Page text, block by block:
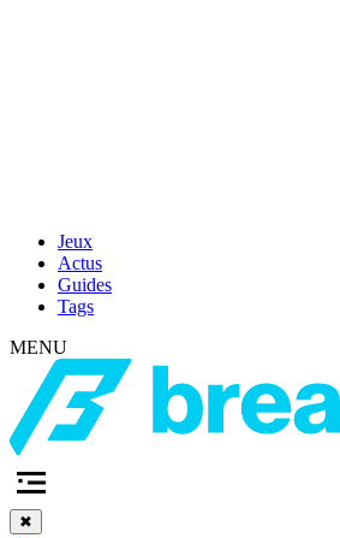
Jeux
Actus
Guides
Tags
MENU
✖